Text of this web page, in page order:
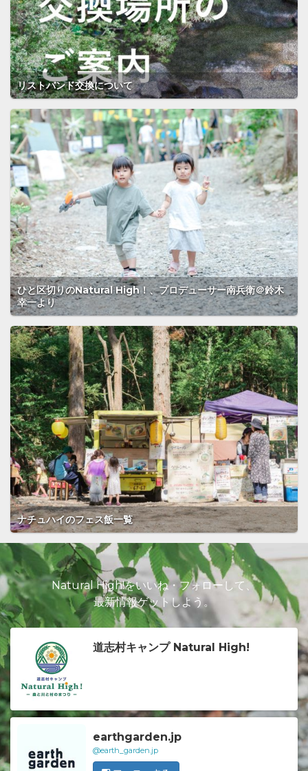
リストバンド交換について
ひと区切りのNatural High！、プロデューサー南兵衛＠鈴木
幸一より
ナチュハイのフェス飯一覧
Natural High!をいいね・フォローして、
最新情報ゲットしよう。
道志村キャンプ Natural High!
earthgarden.jp
@earth_garden.jp